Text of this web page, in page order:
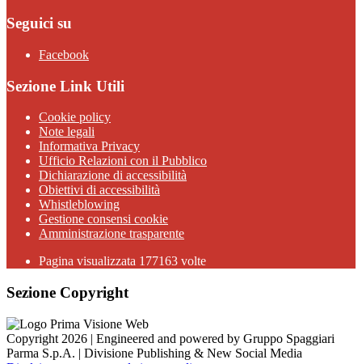
Seguici su
Facebook
Sezione Link Utili
Cookie policy
Note legali
Informativa Privacy
Ufficio Relazioni con il Pubblico
Dichiarazione di accessibilità
Obiettivi di accessibilità
Whistleblowing
Gestione consensi cookie
Amministrazione trasparente
Pagina visualizzata 177163 volte
Sezione Copyright
Copyright 2026 | Engineered and powered by Gruppo Spaggiari
Parma S.p.A. | Divisione Publishing & New Social Media